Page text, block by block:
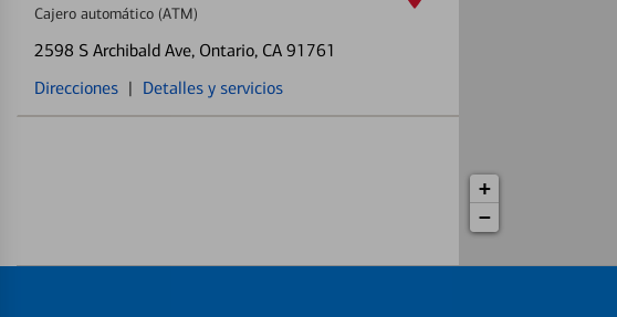
Cajero automático (ATM)
2598 S Archibald Ave, Ontario, CA 91761
Direcciones | Detalles y servicios
+
−